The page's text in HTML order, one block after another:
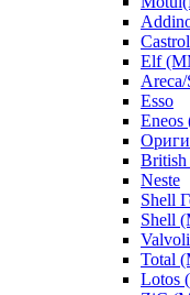
Elf
Esso
Neste
Shell
Shell
Total